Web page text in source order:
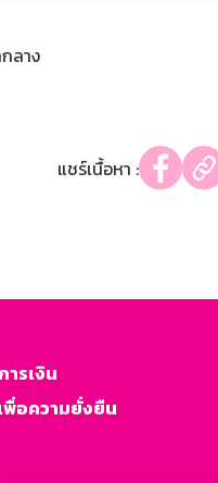
ลาง
แชร์เนื้อหา :
ารเงิน
อความยั่งยืน